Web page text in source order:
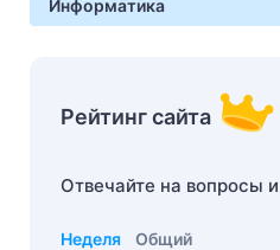
Информатика
Рейтинг сайта
Отвечайте на вопросы
Неделя Общий